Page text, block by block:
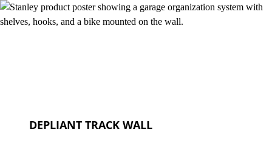
DEPLIANT TRACK WALL